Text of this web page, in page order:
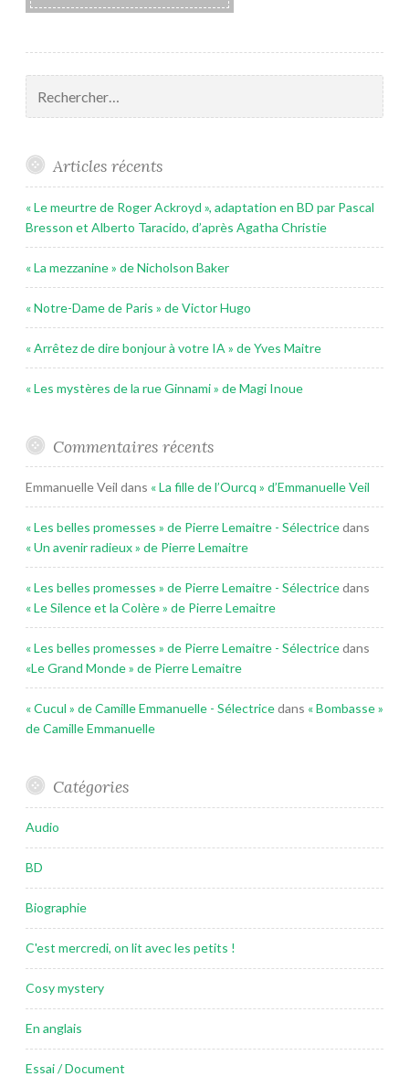
Articles récents
« Le meurtre de Roger Ackroyd », adaptation en BD par Pascal
Bresson et Alberto Taracido, d’après Agatha Christie
« La mezzanine » de Nicholson Baker
« Notre-Dame de Paris » de Victor Hugo
« Arrêtez de dire bonjour à votre IA » de Yves Maitre
« Les mystères de la rue Ginnami » de Magi Inoue
Commentaires récents
Emmanuelle Veil dans « La fille de l’Ourcq » d’Emmanuelle Veil
« Les belles promesses » de Pierre Lemaitre - Sélectricedans
« Un avenir radieux » de Pierre Lemaitre
« Les belles promesses » de Pierre Lemaitre - Sélectricedans
« Le Silence et la Colère » de Pierre Lemaitre
« Les belles promesses » de Pierre Lemaitre - Sélectricedans
«Le Grand Monde » de Pierre Lemaitre
« Cucul » de Camille Emmanuelle - Sélectricedans « Bombasse »
de Camille Emmanuelle
Catégories
Audio
BD
Biographie
C'est mercredi, on lit avec les petits !
Cosy mystery
En anglais
Essai / Document